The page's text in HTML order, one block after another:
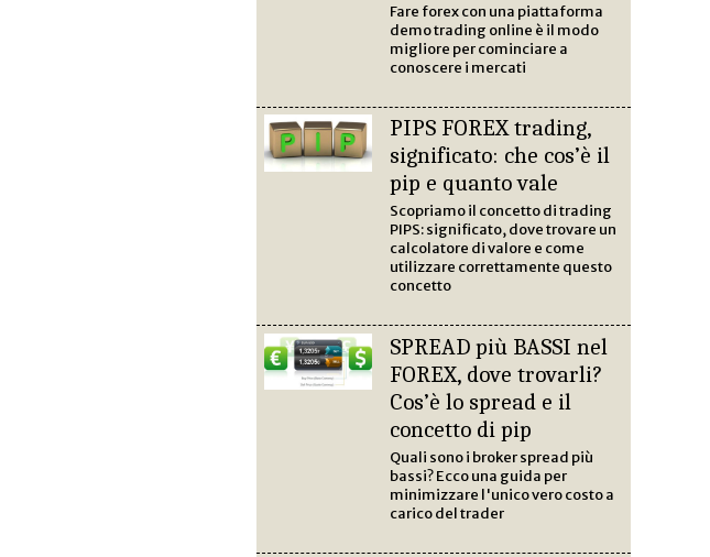
Fare forex con una piattaforma
demo trading online è il modo
migliore per cominciare a
conoscere i mercati
PIPS FOREX trading,
significato: che cos’è il
pip e quanto vale
Scopriamo il concetto di trading
PIPS: significato, dove trovare un
calcolatore di valore e come
utilizzare correttamente questo
concetto
SPREAD più BASSI nel
FOREX, dove trovarli?
Cos’è lo spread e il
concetto di pip
Quali sono i broker spread più
bassi? Ecco una guida per
minimizzare l'unico vero costo a
carico del trader